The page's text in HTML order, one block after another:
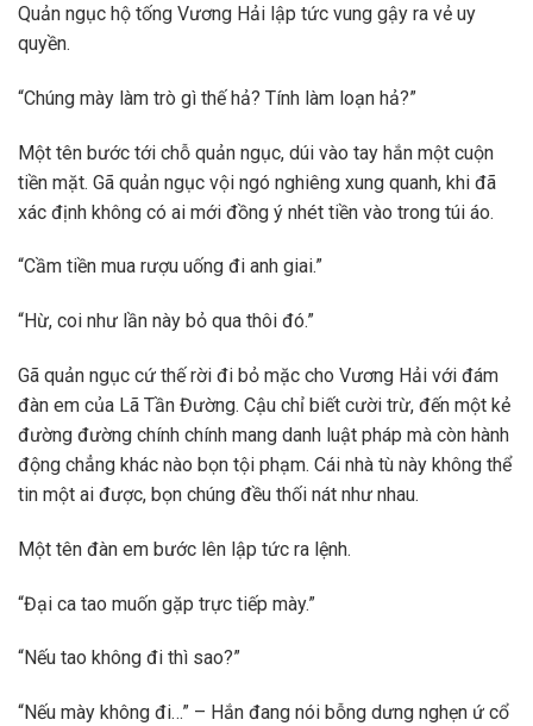
Quản ngục hộ tống Vương Hải lập tức vung gậy ra vẻ uy
quyền.
“Chúng mày làm trò gì thế hả? Tính làm loạn hả?”
Một tên bước tới chỗ quản ngục, dúi vào tay hắn một cuộn
tiền mặt. Gã quản ngục vội ngó nghiêng xung quanh, khi đã
xác định không có ai mới đồng ý nhét tiền vào trong túi áo.
“Cầm tiền mua rượu uống đi anh giai.”
“Hừ, coi như lần này bỏ qua thôi đó.”
Gã quản ngục cứ thế rời đi bỏ mặc cho Vương Hải với đám
đàn em của Lã Tần Đường. Cậu chỉ biết cười trừ, đến một kẻ
đường đường chính chính mang danh luật pháp mà còn hành
động chẳng khác nào bọn tội phạm. Cái nhà tù này không thể
tin một ai được, bọn chúng đều thối nát như nhau.
Một tên đàn em bước lên lập tức ra lệnh.
“Đại ca tao muốn gặp trực tiếp mày.”
“Nếu tao không đi thì sao?”
“Nếu mày không đi…” – Hắn đang nói bỗng dưng nghẹn ứ cổ